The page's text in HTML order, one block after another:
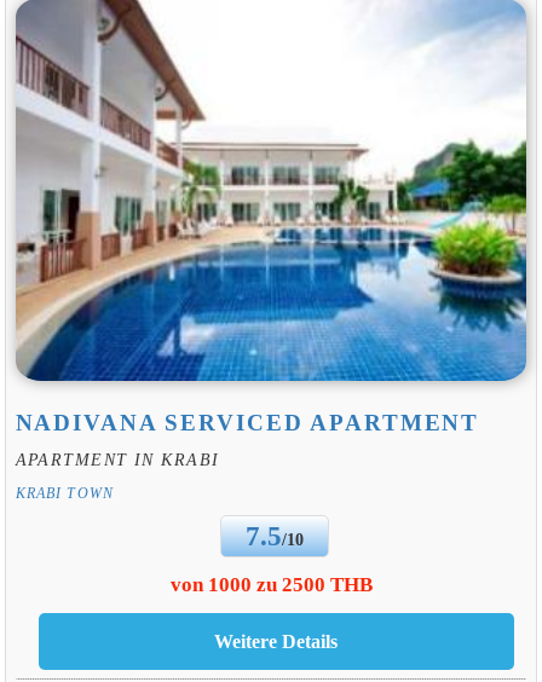
NADIVANA SERVICED APARTMENT
APARTMENT IN KRABI
KRABI TOWN
7.5/10
von 1000 zu 2500 THB